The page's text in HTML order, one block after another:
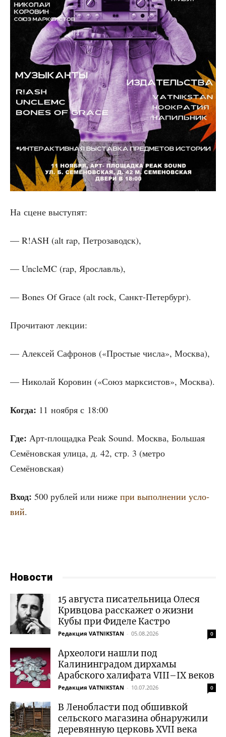
На сцене выступят:
— R!ASH (alt rap, Петрозаводск),
— UncleMC (rap, Ярославль),
— Bones Of Grace (alt rock, Санкт-Петербург).
Про­чи­та­ют лекции:
— Алек­сей Сафро­нов («Про­стые чис­ла», Москва),
— Нико­лай Коро­вин («Союз марк­си­стов», Москва).
Когда: 11 нояб­ря с 18:00
Где: Арт-пло­щад­ка Peak Sound. Москва, Боль­шая
Семё­нов­ская ули­ца, д. 42, стр. 3 (мет­ро
Семёновская)
Вход: 500 руб­лей или ниже при выпол­не­нии усло­
вий.
Новости
15 августа писательница Олеся
Кривцова расскажет о жизни
Кубы при Фиделе Кастро
Редакция VATNIKSTAN - 05.08.2026 0
Археологи нашли под
Калининградом дирхамы
Арабского халифата VIII–IX веков
Редакция VATNIKSTAN - 10.07.2026 0
В Ленобласти под обшивкой
сельского магазина обнаружили
деревянную церковь XVII века